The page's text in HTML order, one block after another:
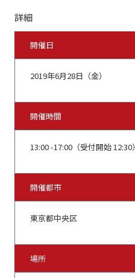
詳細
開催日
2019年6月28日（金）
開催時間
13:00 -17:00（受付開始 12:30）
開催都市
東京都中央区
場所